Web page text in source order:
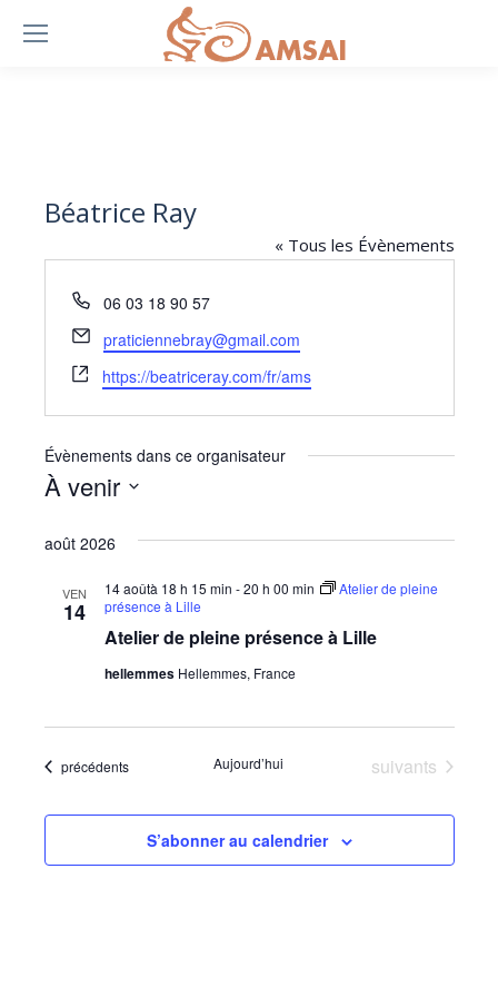
Béatrice Ray
« Tous les Évènements
Téléphone
06 03 18 90 57
Email
praticiennebray@gmail.com
Site
web
https://beatriceray.com/fr/ams
Évènements dans ce organisateur
À venir
une
août 2026
VEN
14
Atelier de pleine présence à Lille
14 aoûtà 18 h 15 min -20 h 00 min
Atelier de pleine
présence à Lille
hellemmes Hellemmes, France
Évènements
précédents Aujourd’hui Évènements
suivants
S’abonner au calendrier